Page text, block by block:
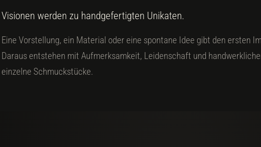
Visionen werden zu handgefertigten Unikaten.
Eine Vorstellung, ein Material oder eine spontane Idee gibt den ersten
Daraus entstehen mit Aufmerksamkeit, Leidenschaft und
einzelne Schmuckstücke.